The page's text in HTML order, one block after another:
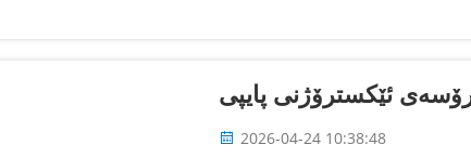
2026-04-24 10:38:48